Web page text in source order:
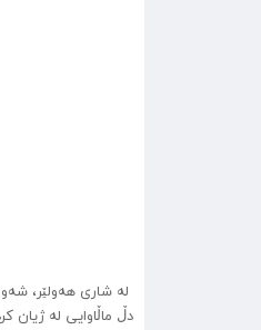
دڵ ماڵاوایی لە ژیان